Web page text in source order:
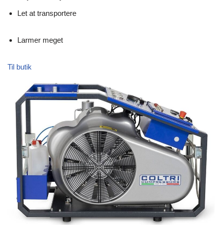
Let at transportere
Larmer meget
Til butik